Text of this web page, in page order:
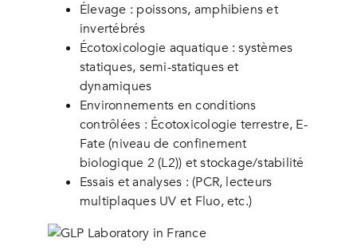
Élevage : poissons, amphibiens et
invertébrés
Écotoxicologie aquatique : systèmes
statiques, semi-statiques et
dynamiques
Environnements en conditions
contrôlées : Écotoxicologie terrestre, E-
Fate (niveau de confinement
biologique 2 (L2)) et stockage/stabilité
Essais et analyses : (PCR, lecteurs
multiplaques UV et Fluo, etc.)